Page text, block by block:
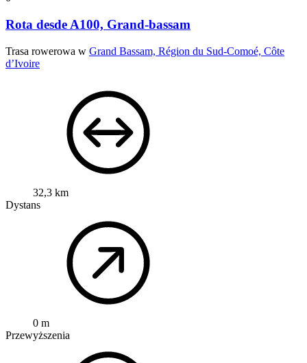
Rota desde A100, Grand-bassam
Trasa rowerowa w Grand Bassam, Région du Sud-Comoé, Côte
d’Ivoire
32,3 km
Dystans
0 m
Przewyższenia